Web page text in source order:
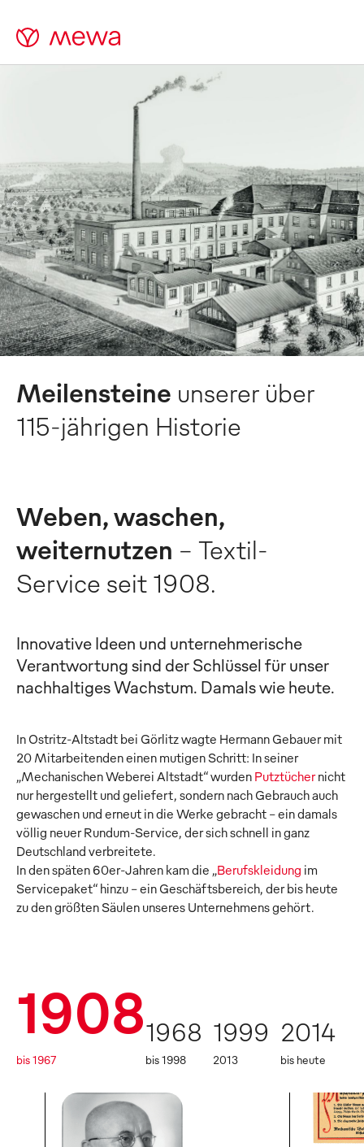
Meilensteine unserer über
115-jährigen Historie
Weben, waschen,
weiternutzen – Textil-
Service seit 1908.
Innovative Ideen und unternehmerische
Verantwortung sind der Schlüssel für unser
nachhaltiges Wachstum. Damals wie heute.
In Ostritz-Altstadt bei Görlitz wagte Hermann Gebauer mit
20 Mitarbeitenden einen mutigen Schritt: In seiner
„Mechanischen Weberei Altstadt“ wurden Putztüchernicht
nur hergestellt und geliefert, sondern nach Gebrauch auch
gewaschen und erneut in die Werke gebracht – ein damals
völlig neuer Rundum-Service, der sich schnell in ganz
Deutschland verbreitete.
In den späten 60er-Jahren kam die „Berufskleidung im
Servicepaket“ hinzu – ein Geschäftsbereich, der bis heute
zu den größten Säulen unseres Unternehmens gehört.
1908
bis 1967
1968
bis 1998
1999
2013
2014
bis heute